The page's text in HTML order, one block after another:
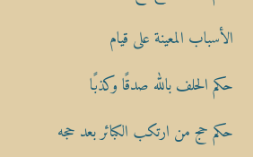
الأسباب المعينة على قيام
حكم الحلف بالله صدقًا وكذبًا
حكم حج من ارتكب الكبائر بعد حجه